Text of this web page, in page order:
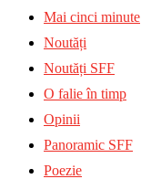
Mai cinci minute
Noutăți
Noutăți SFF
O falie în timp
Opinii
Panoramic SFF
Poezie